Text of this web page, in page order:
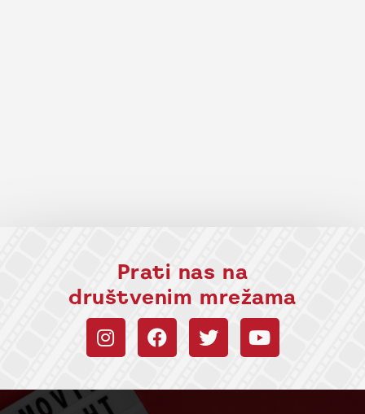
Prati nas na
društvenim mrežama